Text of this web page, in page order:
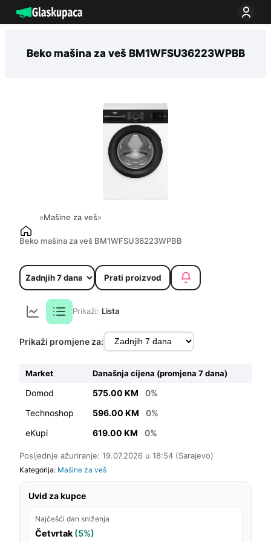
na
Beko mašina za veš BM1WFSU36223WPBB
»Mašine za veš»
Beko mašina za veš BM1WFSU36223WPBB
Prati proizvod
Prikaži: Lista
Prikaži promjene za:
Market Današnja cijena (promjena 7 dana)
Domod 575.00 KM
0%
Technoshop
596.00 KM
0%
eKupi
619.00 KM 0%
Posljednje ažuriranje: 19.07.2026 u 18:54 (Sarajevo)
Kategorija: Mašine za veš
Uvid za kupce
Najčešći dan sniženja
Četvrtak (5%)